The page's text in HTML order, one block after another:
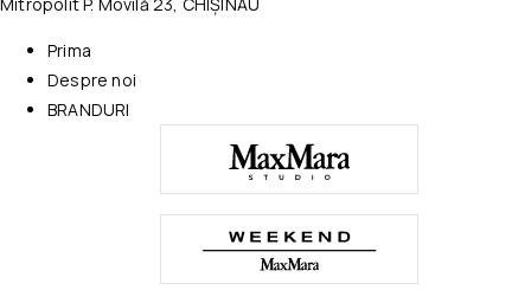
Prima
Despre noi
BRANDURI